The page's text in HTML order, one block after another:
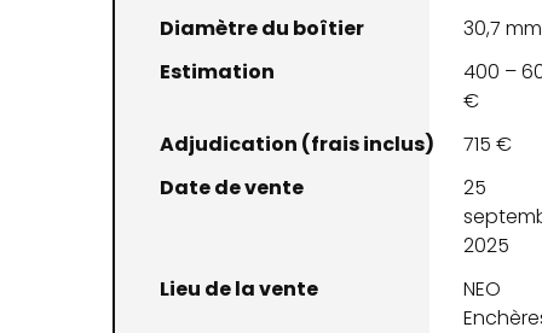
Diamètre du boîtier
30,7 mm
Estimation
400 –
€
Adjudication (frais inclus)
715 €
Date de vente
25
2025
Lieu de la vente
NEO